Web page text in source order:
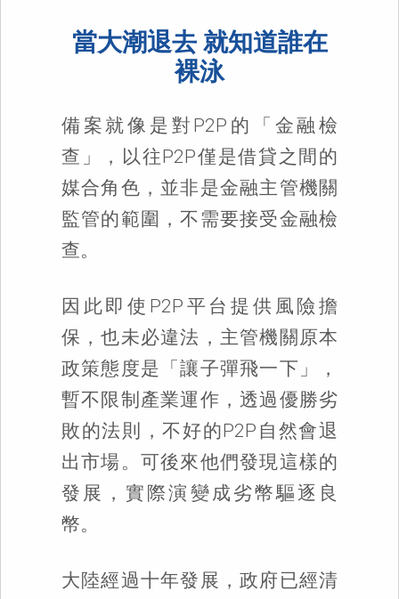
當大潮退去 就知道誰在
裸泳
備案就像是對P2P的「金融檢
查」，以往P2P僅是借貸之間的
媒合角色，並非是金融主管機關
監管的範圍，不需要接受金融檢
查。
因此即使P2P平台提供風險擔
保，也未必違法，主管機關原本
政策態度是「讓子彈飛一下」，
暫不限制產業運作，透過優勝劣
敗的法則，不好的P2P自然會退
出市場。可後來他們發現這樣的
發展，實際演變成劣幣驅逐良
幣。
大陸經過十年發展，政府已經清